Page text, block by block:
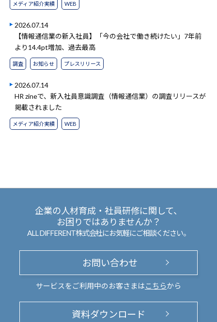
メディア紹介実績 WEB
2026.07.14
【情報通信業の新入社員】「今の会社で働き続けたい」7年前
より14.4pt増加、過去最高
調査 お知らせ プレスリリース
2026.07.14
HR zineで、新入社員意識調査（情報通信業）の調査リリースが
掲載されました
メディア紹介実績 WEB
企業の人材育成・社員研修に関して、
お困りではありませんか？
ALL DIFFERENT株式会社にお気軽にご相談ください。
お問い合わせ
サービスをご利用中のお客さまは こちらから
資料ダウンロード